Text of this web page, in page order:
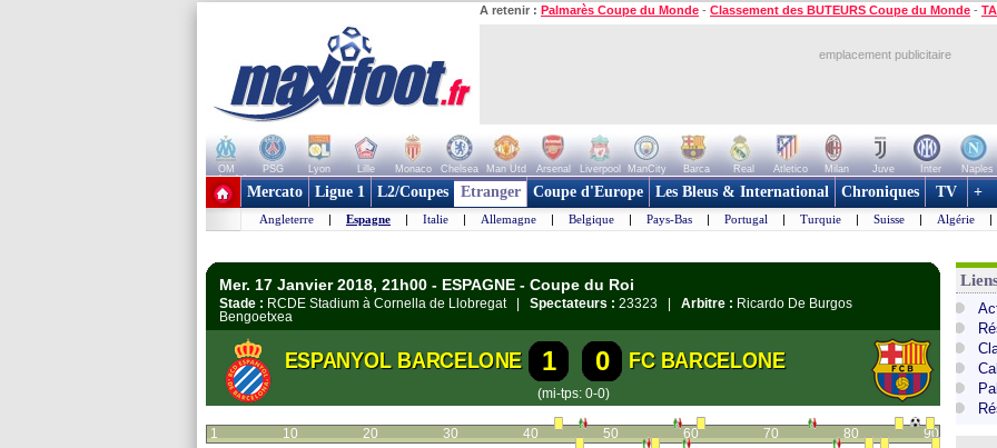
A retenir : Palmarès Coupe du Monde - Classement des BUTEURS Coupe du Monde -
emplacement publicitaire
OM PSG Lyon Lille Monaco Chelsea Man Utd Arsenal Liverpool ManCity Barca Real Atletico Milan Juve Inter Naples
+ de clubs
Mercato Ligue 1 L2/Coupes Etranger Coupe d'Europe Les Bleus & International Chroniques TV +
Angleterre | Espagne | Italie | Allemagne | Belgique | Pays-Bas | Portugal | Turquie | Suisse | Algérie |
Mer. 17 Janvier 2018, 21h00 - ESPAGNE - Coupe du Roi
Stade : RCDE Stadium à Cornella de Llobregat | Spectateurs : 23323 | Arbitre : Ricardo De Burgos
Bengoetxea
ESPANYOL BARCELONE 1 0 FC BARCELONE
(mi-tps: 0-0)
1 10 20 30 40 50 60 70 80 90